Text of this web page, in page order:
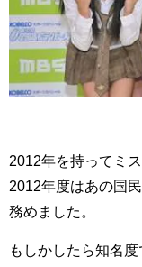
2012年を持ってミ
2012年度はあの国
務めました。
もしかしたら知名